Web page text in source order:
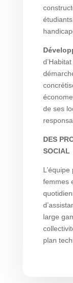
de ses
DES
SOCIAL
femmes
large
plan